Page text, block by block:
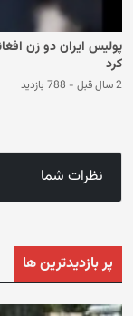
پولیس ایران دو زن
کرد
2 سال قبل - 788 بازدید
نظرات شما
پر بازدیدترین ها